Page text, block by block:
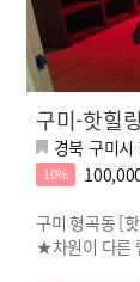
구미-핫힐
경북 구미
10%
구미 형곡동 [
★차원이 다른